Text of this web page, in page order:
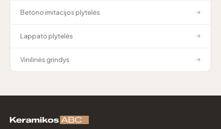
Betono imitacijos plytelės →
Lappato plytelės →
Vinilinės grindys →